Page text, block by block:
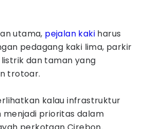
utama, pejalan kaki harus
pedagang kaki lima, parkir
dan taman yang
trotoar.
kalau infrastruktur
prioritas dalam